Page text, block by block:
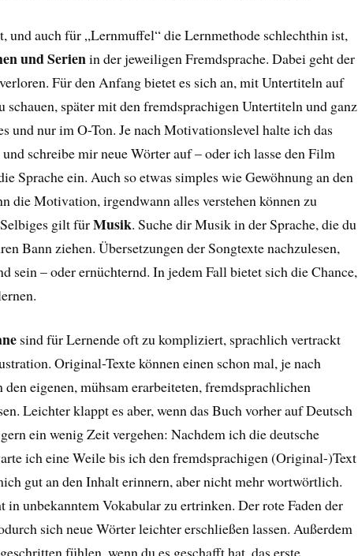
und auch für „Lernmuffel“ die Lernmethode schlechthin ist,
und Serienin der jeweiligen Fremdsprache. Dabei geht der
Für den Anfang bietet es sich an, mit Untertiteln auf
schauen, später mit den fremdsprachigen Untertiteln und ganz
und nur im O-Ton. Je nach Motivationslevel halte ich das
schreibe mir neue Wörter auf – oder ich lasse den Film
Sprache ein. Auch so etwas simples wie Gewöhnung an den
die Motivation, irgendwann alles verstehen können zu
gilt fürMusik. Suche dir Musik in der Sprache, die du
Bann ziehen. Übersetzungen der Songtexte nachzulesen,
sein – oder ernüchternd. In jedem Fall bietet sich die Chance,
sind für Lernende oft zu kompliziert, sprachlich vertrackt
Original-Texte können einen schon mal, je nach
eigenen, mühsam erarbeiteten, fremdsprachlichen
Leichter klappt es aber, wenn das Buch vorher auf Deutsch
ein wenig Zeit vergehen: Nachdem ich die deutsche
ich eine Weile bis ich den fremdsprachigen (Original-)Text
gut an den Inhalt erinnern, aber nicht mehr wortwörtlich.
unbekanntem Vokabular zu ertrinken. Der rote Faden der
sich neue Wörter leichter erschließen lassen. Außerdem